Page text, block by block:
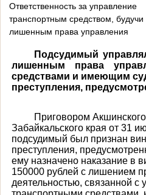
Ответственность за управление
транспортным средством, будучи
лишенным права управления
Подсудимый
лишенным права
средствами и имеющим
преступления,
Приговором
Забайкальского края от 31
подсудимый был признан
преступления,
ему назначено наказание в
150000 рублей с лишением
деятельностью, связанной с